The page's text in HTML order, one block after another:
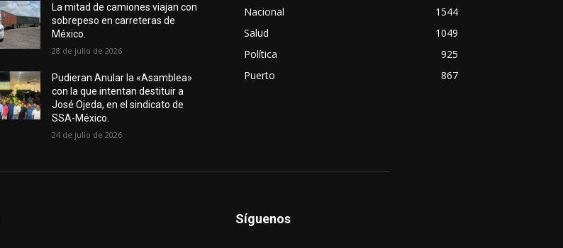
La mitad de camiones viajan con
sobrepeso en carreteras de
México.
28 de julio de 2026
Pudieran Anular la «Asamblea»
con la que intentan destituir a
José Ojeda, en el sindicato de
SSA-México.
24 de julio de 2026
Nacional
1544
Salud
1049
Política
925
Puerto
867
Síguenos